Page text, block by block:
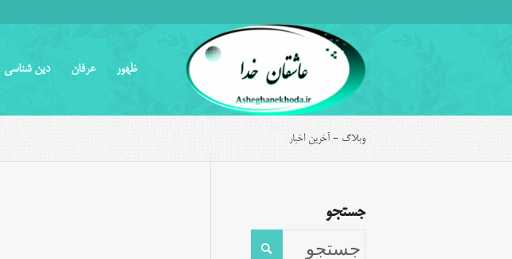
ظهور عرفان دین شناسی
وبلاگ - آخرین اخبار
جستجو